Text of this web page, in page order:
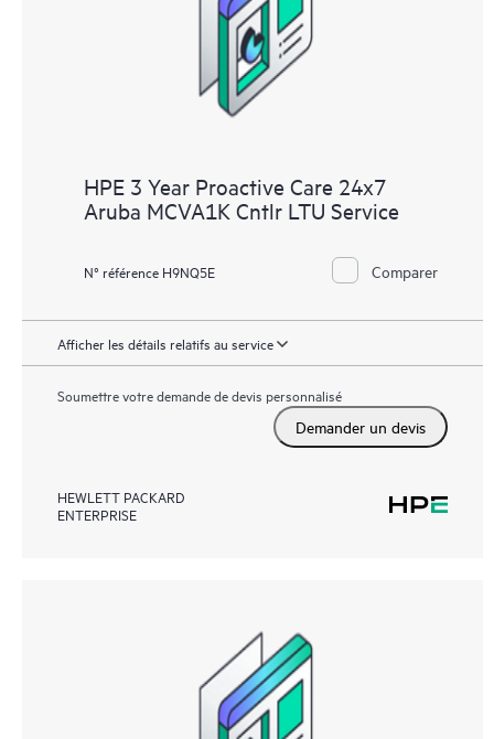
fournit une liste de recommandations pour maintenir votre
infrastructure couverte par HPE Proactive Care aux niveaux de
versions recommandés. Vous recevrez régulièrement une
analyse proactive de vos appareils couverts par HPE Proactive
trimestriels pour vous aider à identifier les problèmes récurrents
et vous éviter de les reproduire.
HPE 3 Year Proactive Care 24x7
Aruba MCVA1K Cntlr LTU Service
N° référence H9NQ5E Comparer
Afficher les détails relatifs au service
Soumettre votre demande de devis personnalisé
Demander un devis
HEWLETT PACKARD
ENTERPRISE